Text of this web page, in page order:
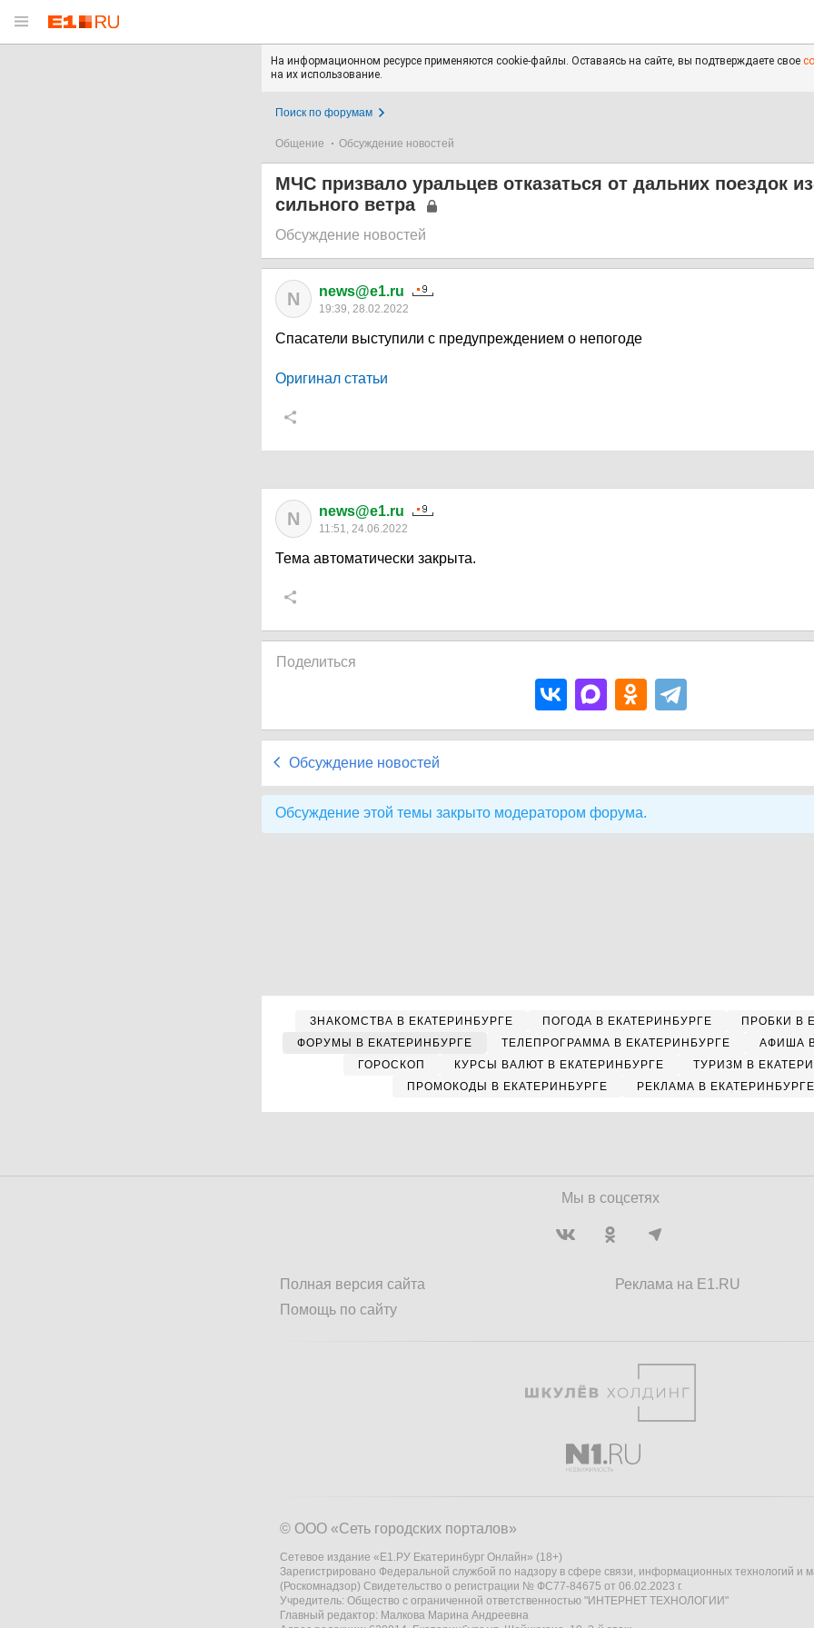
На информационном ресурсе применяются cookie-файлы. Оставаясь на сайте, вы подтверждаете свое
на их использование.
Поиск по форумам
Общение Обсуждение новостей
МЧС призвало уральцев отказаться от дальних поездок
сильного ветра
Обсуждение новостей
N news@e1.ru
19:39, 28.02.2022
Спасатели выступили с предупреждением о непогоде
Оригинал статьи
N news@e1.ru
11:51, 24.06.2022
Тема автоматически закрыта.
Поделиться
Обсуждение новостей
Обсуждение этой темы закрыто модератором форума.
ЗНАКОМСТВА В ЕКАТЕРИНБУРГЕ ПОГОДА В ЕКАТЕРИНБУРГЕ
ПРОБКИ В
ФОРУМЫ В ЕКАТЕРИНБУРГЕ
ТЕЛЕПРОГРАММА В ЕКАТЕРИНБУРГЕ
АФИША
ГОРОСКОП
КУРСЫ ВАЛЮТ В ЕКАТЕРИНБУРГЕ
ТУРИЗМ В
ПРОМОКОДЫ В ЕКАТЕРИНБУРГЕ
РЕКЛАМА В ЕКАТЕРИНБУРГЕ
Мы в соцсетях
Полная версия сайта
Помощь по сайту
Реклама на E1.RU
© ООО «Сеть городских порталов»
Сетевое издание «Е1.РУ Екатеринбург Онлайн» (18+)
Зарегистрировано Федеральной службой по надзору в сфере связи, информационных технологий и
(Роскомнадзор) Свидетельство о регистрации № ФС77-84675 от 06.02.2023 г.
Учредитель: Общество с ограниченной ответственностью "ИНТЕРНЕТ ТЕХНОЛОГИИ"
Главный редактор: Малкова Марина Андреевна